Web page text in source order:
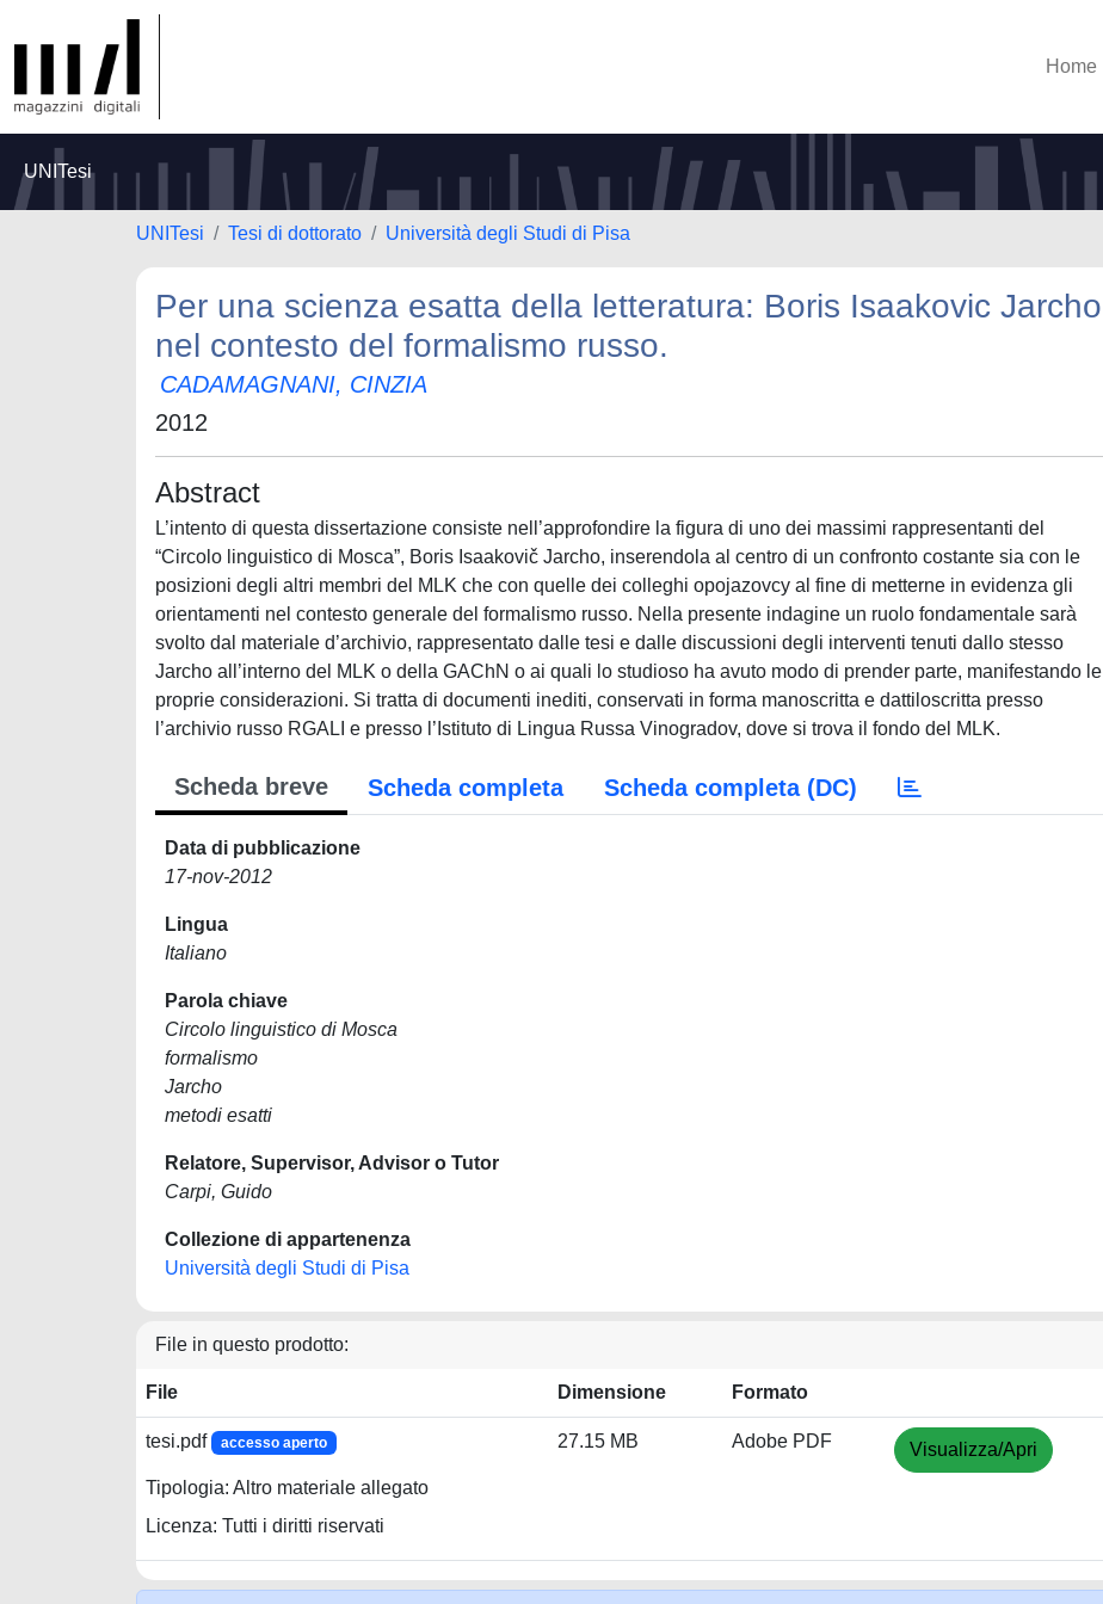
Home
UNITesi
UNITesi Tesi di dottorato Università degli Studi di Pisa
Per una scienza esatta della letteratura: Boris Isaakovic Jarcho
nel contesto del formalismo russo.
CADAMAGNANI, CINZIA
2012
Abstract
L’intento di questa dissertazione consiste nell’approfondire la figura di uno dei massimi rappresentanti del
“Circolo linguistico di Mosca”, Boris Isaakovič Jarcho, inserendola al centro di un confronto costante sia con le
posizioni degli altri membri del MLK che con quelle dei colleghi opojazovcy al fine di metterne in evidenza gli
orientamenti nel contesto generale del formalismo russo. Nella presente indagine un ruolo fondamentale sarà
svolto dal materiale d’archivio, rappresentato dalle tesi e dalle discussioni degli interventi tenuti dallo stesso
Jarcho all’interno del MLK o della GAChN o ai quali lo studioso ha avuto modo di prender parte, manifestando le
proprie considerazioni. Si tratta di documenti inediti, conservati in forma manoscritta e dattiloscritta presso
l’archivio russo RGALI e presso l’Istituto di Lingua Russa Vinogradov, dove si trova il fondo del MLK.
Scheda breve Scheda completa Scheda completa (DC)
Data di pubblicazione
17-nov-2012
Lingua
Italiano
Parola chiave
Circolo linguistico di Mosca
formalismo
Jarcho
metodi esatti
Relatore, Supervisor, Advisor o Tutor
Carpi, Guido
Collezione di appartenenza
Università degli Studi di Pisa
File in questo prodotto:
File Dimensione Formato
tesi.pdf accesso aperto
Tipologia: Altro materiale allegato
Licenza: Tutti i diritti riservati
27.15 MB Adobe PDF Visualizza/Apri